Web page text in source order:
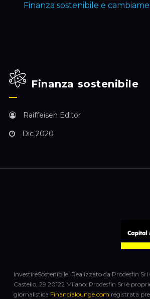
Finanza sostenibile e
Finanza sostenibile
Raiffeisen Editor
Dic 2020
InvestireSostenibile. Realizzato da Prodesfin Srl
Castello, 29 20122 Milano. Prodesfin Srl è
giornalistica Financialounge.com registrata